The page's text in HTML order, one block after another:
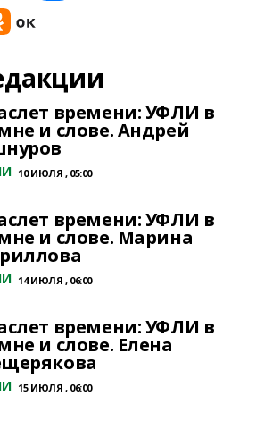
времени: УФЛИ в
и слове. Андрей
10 ИЮЛЯ , 05:00
времени: УФЛИ в
и слове. Марина
14 ИЮЛЯ , 06:00
времени: УФЛИ в
и слове. Елена
15 ИЮЛЯ , 06:00